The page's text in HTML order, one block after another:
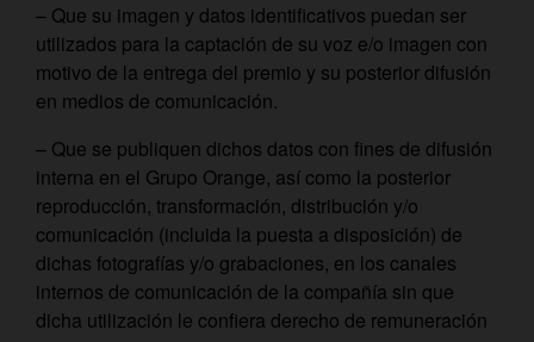
– Que su imagen y datos identificativos puedan ser
utilizados para la captación de su voz e/o imagen con
motivo de la entrega del premio y su posterior difusión
en medios de comunicación.
– Que se publiquen dichos datos con fines de difusión
interna en el Grupo Orange, así como la posterior
reproducción, transformación, distribución y/o
comunicación (incluida la puesta a disposición) de
dichas fotografías y/o grabaciones, en los canales
internos de comunicación de la compañía sin que
dicha utilización le confiera derecho de remuneración